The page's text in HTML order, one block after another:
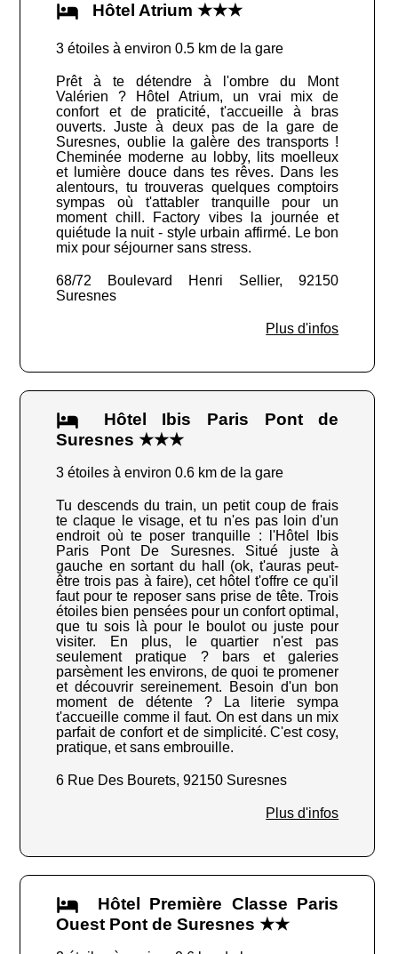
Hôtel Atrium ★★★
3 étoiles à environ 0.5 km de la gare
Prêt à te détendre à l'ombre du Mont
Valérien ? Hôtel Atrium, un vrai mix de
confort et de praticité, t'accueille à bras
ouverts. Juste à deux pas de la gare de
Suresnes, oublie la galère des transports !
Cheminée moderne au lobby, lits moelleux
et lumière douce dans tes rêves. Dans les
alentours, tu trouveras quelques comptoirs
sympas où t'attabler tranquille pour un
moment chill. Factory vibes la journée et
quiétude la nuit - style urbain affirmé. Le bon
mix pour séjourner sans stress.
68/72 Boulevard Henri Sellier, 92150
Suresnes
Plus d'infos
Hôtel Ibis Paris Pont de
Suresnes ★★★
3 étoiles à environ 0.6 km de la gare
Tu descends du train, un petit coup de frais
te claque le visage, et tu n'es pas loin d'un
endroit où te poser tranquille : l'Hôtel Ibis
Paris Pont De Suresnes. Situé juste à
gauche en sortant du hall (ok, t'auras peut-
être trois pas à faire), cet hôtel t'offre ce qu'il
faut pour te reposer sans prise de tête. Trois
étoiles bien pensées pour un confort optimal,
que tu sois là pour le boulot ou juste pour
visiter. En plus, le quartier n'est pas
seulement pratique ? bars et galeries
parsèment les environs, de quoi te promener
et découvrir sereinement. Besoin d'un bon
moment de détente ? La literie sympa
t'accueille comme il faut. On est dans un mix
parfait de confort et de simplicité. C'est cosy,
pratique, et sans embrouille.
6 Rue Des Bourets, 92150 Suresnes
Plus d'infos
Hôtel Première Classe Paris
Ouest Pont de Suresnes ★★